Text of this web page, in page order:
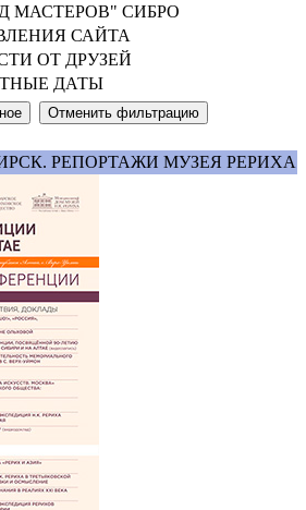
МАСТЕРОВ" СИБРО
САЙТА
ОТ ДРУЗЕЙ
ДАТЫ
РЕПОРТАЖИ МУЗЕЯ РЕРИХА